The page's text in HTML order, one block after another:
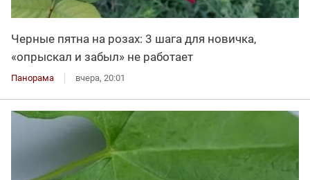
Черные пятна на розах: 3 шага для новичка,
«опрыскал и забыл» не работает
Панорама вчера, 20:01